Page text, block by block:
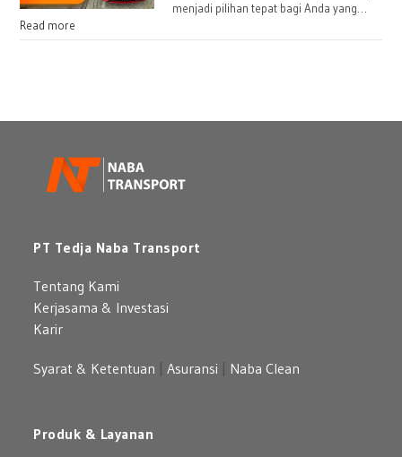
menjadi pilihan tepat bagi Anda yang…
Read more
PT Tedja Naba Transport
Tentang Kami
Kerjasama & Investasi
Karir
Syarat & Ketentuan |Asuransi Naba Clean
Produk & Layanan